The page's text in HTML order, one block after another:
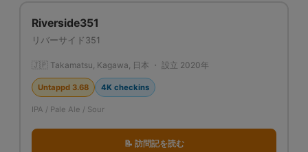
Riverside351
リバーサイド351
🇯🇵 Takamatsu, Kagawa, 日本 ・ 設立 2020年
Untappd 3.68 4K checkins
IPA / Pale Ale / Sour
📝 訪問記を読む